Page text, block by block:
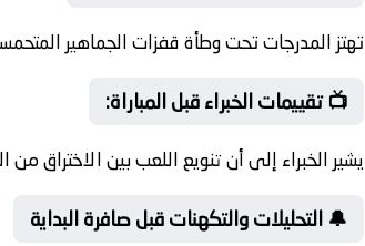
تهتز المدرجات تحت وطأة قفزات الجماهير
📺 تقييمات الخبراء قبل المباراة:
يشير الخبراء إلى أن تنويع اللعب بين الاختراق
🔔 التحليلات والتكهنات قبل صافرة البداية